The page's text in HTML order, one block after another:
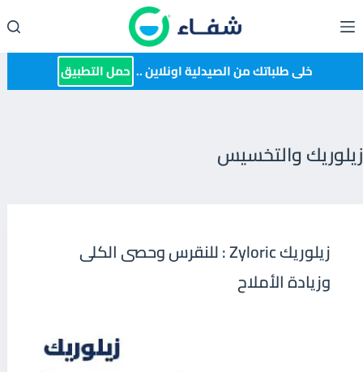
إلى
المحتوى خلى طلباتك من الصيدلية اونلاين .. حمل التطبيق
زيلوريك والتخسيس
زيلوريك Zyloric : للنقرس وحصى الكلى
وزيادة الأملاح